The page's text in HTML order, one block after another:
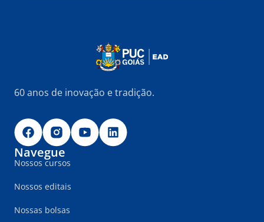
60 anos de inovação e tradição.
Navegue
Nossos cursos
Nossos editais
Nossas bolsas